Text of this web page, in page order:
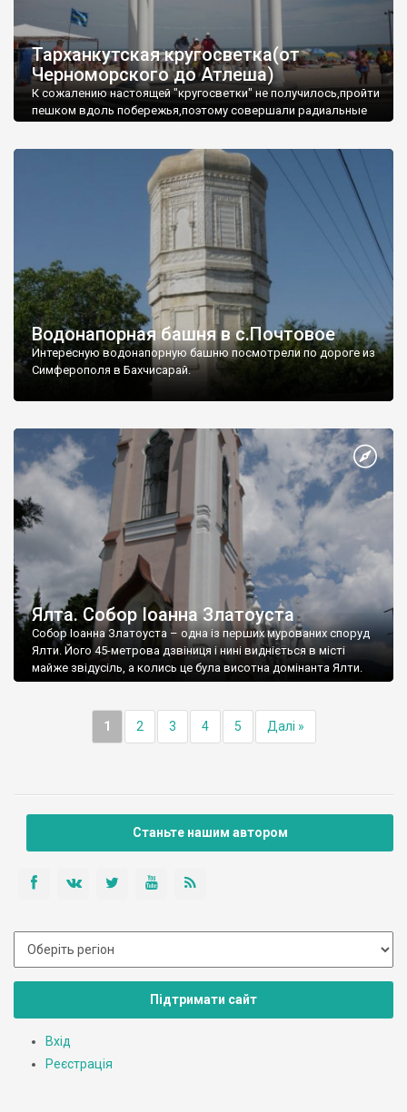
Тарханкутская кругосветка(от
Черноморского до Атлеша)
К сожалению настоящей "кругосветки" не получилось,пройти
пешком вдоль побережья,поэтому совершали радиальные
Водонапорная башня в с.Почтовое
Интересную водонапорную башню посмотрели по дороге из
Симферополя в Бахчисарай.
Ялта. Собор Іоанна Златоуста
Собор Іоанна Златоуста – одна із перших мурованих споруд
Ялти. Його 45-метрова дзвіниця і нині видніється в місті
майже звідусіль, а колись це була висотна домінанта Ялти.
1 2 3 4 5 Далі »
Станьте нашим автором
Підтримати сайт
Вхід
Реєстрація